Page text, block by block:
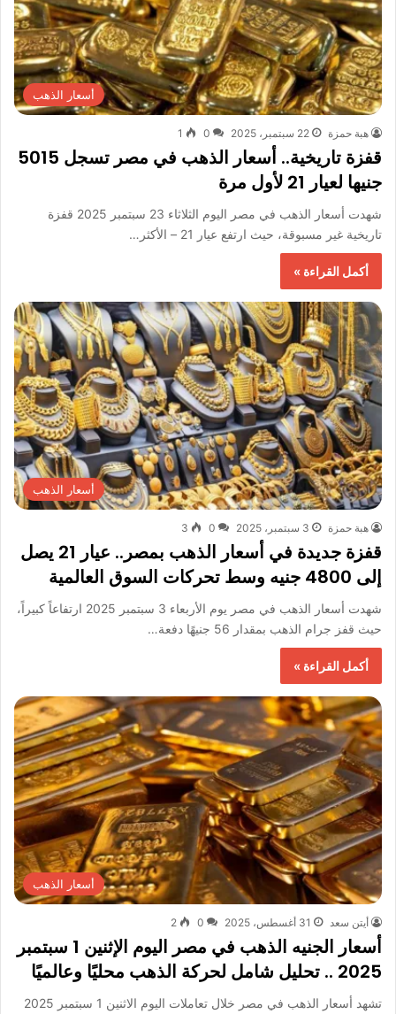
أسعار الذهب
هبة حمزة 22 سبتمبر، 2025 0
1
قفزة تاريخية.. أسعار الذهب في مصر تسجل 5015
جنيها لعيار 21 لأول مرة
شهدت أسعار الذهب في مصر اليوم الثلاثاء 23 سبتمبر 2025 قفزة
تاريخية غير مسبوقة، حيث ارتفع عيار 21 – الأكثر…
أكمل القراءة »
أسعار الذهب
هبة حمزة 3 سبتمبر، 2025 0
3
قفزة جديدة في أسعار الذهب بمصر.. عيار 21 يصل
إلى 4800 جنيه وسط تحركات السوق العالمية
شهدت أسعار الذهب في مصر يوم الأربعاء 3 سبتمبر 2025 ارتفاعاً كبيراً،
حيث قفز جرام الذهب بمقدار 56 جنيهًا دفعة…
أكمل القراءة »
أسعار الذهب
أيتن سعد 31 أغسطس، 2025 0
2
أسعار الجنيه الذهب في مصر اليوم الإثنين 1 سبتمبر
2025 .. تحليل شامل لحركة الذهب محليًا وعالميًا
تشهد أسعار الذهب في مصر خلال تعاملات اليوم الاثنين 1 سبتمبر 2025